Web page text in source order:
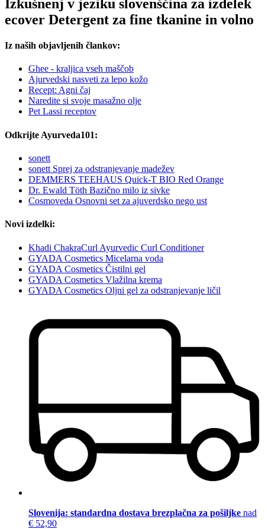
Izkušnenj v jeziku slovenščina za izdelek
ecover Detergent za fine tkanine in volno
Iz naših objavljenih člankov:
Ghee - kraljica vseh maščob
Ajurvedski nasveti za lepo kožo
Recept: Agni čaj
Naredite si svoje masažno olje
Pet Lassi receptov
Odkrijte Ayurveda101:
sonett
sonett Sprej za odstranjevanje madežev
DEMMERS TEEHAUS Quick-T BIO Red Orange
Dr. Ewald Töth Bazično milo iz sivke
Cosmoveda Osnovni set za ajuverdsko nego ust
Novi izdelki:
Khadi ChakraCurl Ayurvedic Curl Conditioner
GYADA Cosmetics Micelarna voda
GYADA Cosmetics Čistilni gel
GYADA Cosmetics Vlažilna krema
GYADA Cosmetics Oljni gel za odstranjevanje ličil
Slovenija: standardna dostava brezplačna za pošiljke nad
€ 52,90